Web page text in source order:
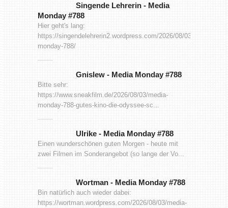
Singende Lehrerin - Media
Monday #788
Hier geht's lang:
https://singendelehrerin2.wordpress.com/2026/08/03/media-
monday-788/
Gnislew - Media Monday #788
Bitte sehr:
https://www.sneakfilm.de/2026/08/03/media-
monday-788-gutes-kino-die-odyssee-sc...
Ulrike - Media Monday #788
Einen wunderschönen guten Morgen - heute mit
zwei Filmen im Sonderangebot (so lange der Vo...
Wortman - Media Monday #788
Bin natürlich auch wieder dabei:
https://wortman.wordpress.com/2026/08/03/media-